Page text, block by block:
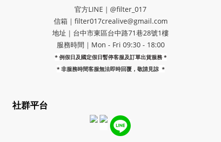
官方LINE｜@filter_017
信箱｜filter017crealive@gmail.com
地址｜​台中市東區台中路71巷28號1樓
服務時間｜Mon - Fri 09:30 - 18:00
* 例假日及國定假日暫停客服及訂單出貨服務 *
* 非服務時間客服無法即時回覆，敬請見諒 *
社群平台